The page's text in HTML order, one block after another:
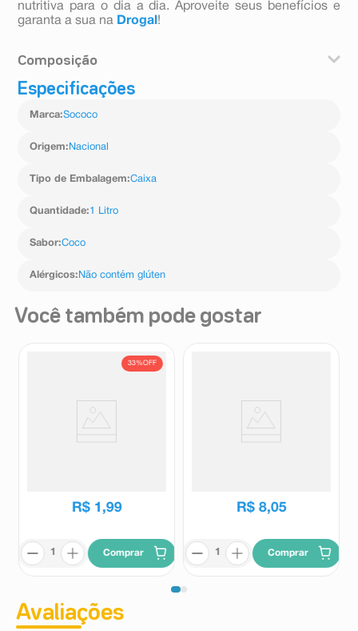
nutritiva para o dia a dia. Aproveite seus benefícios e
garanta a sua na Drogal !
Composição
Água de coco
Especificações
Marca:Sococo
Origem: Nacional
Tipo de Embalagem:Caixa
Quantidade:1 Litro
Sabor:Coco
Alérgicos: Não contém glúten
Você também pode gostar
33%OFF
R$ 1 ,99
Comprar
R$ 8,05
Comprar
Avaliações